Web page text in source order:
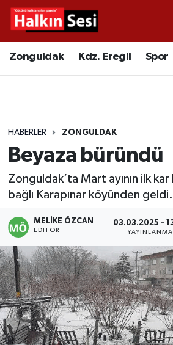
Zonguldak Kdz. Ereğli Spor
HABERLER ZONGULDAK
Beyaza büründü
Zonguldak’ta Mart ayının ilk
bağlı Karapınar köyünden geldi.
MELIKE ÖZCAN
EDITÖR
03.03.2025 -
YAYINLANMA
Video
Çaycuma
Asayiş
Bartın
Karabük
Devrek
Bolu
Merkez Hava Durumu
Son Dakika Haberleri
Haber Arşivi